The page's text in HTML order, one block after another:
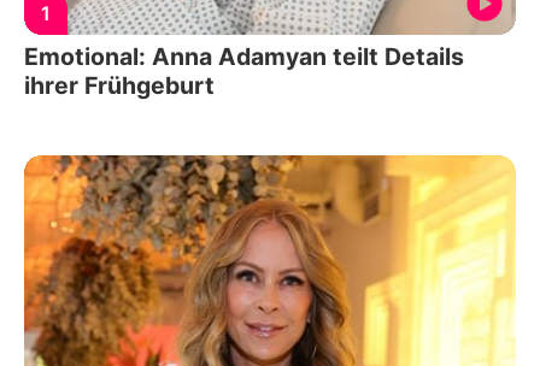
1
Emotional: Anna Adamyan teilt Details
ihrer Frühgeburt